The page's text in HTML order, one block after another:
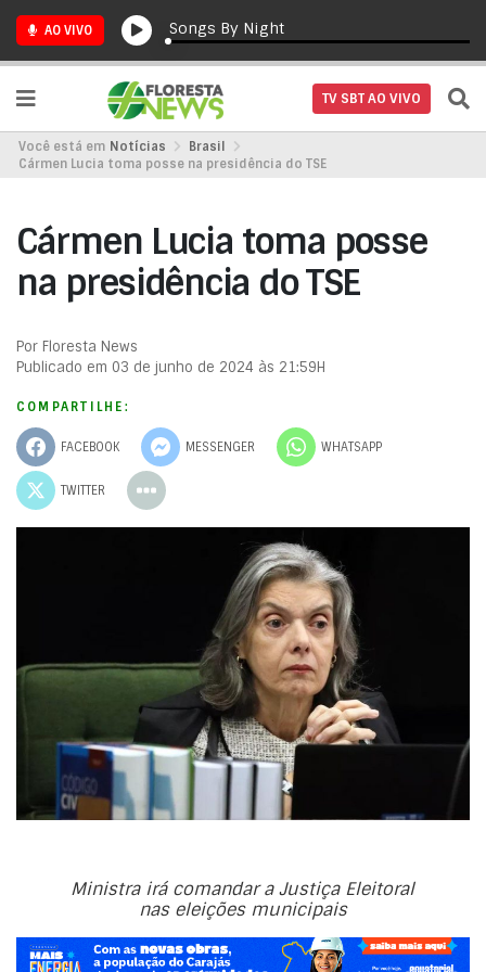
AO VIVO Songs By Night
TV SBT AO VIVO
Você está em Notícias
Brasil
Cármen Lucia toma posse na presidência do TSE
Cármen Lucia toma posse
na presidência do TSE
Por Floresta News
Publicado em 03 de junho de 2024 às 21:59H
COMPARTILHE:
FACEBOOK MESSENGER WHATSAPP
TWITTER
Ministra irá comandar a Justiça Eleitoral
nas eleições municipais